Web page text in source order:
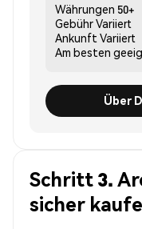
Währungen 50+
GebührVariiert
Ankunft Variiert
Am besten
Über
Schritt 3.
sicher